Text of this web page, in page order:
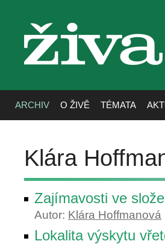
živa
ARCHIV O ŽIVĚ TÉMATA
Klára
Zajímavosti ve
Autor: Klára Hoffmanová
Lokalita výskytu